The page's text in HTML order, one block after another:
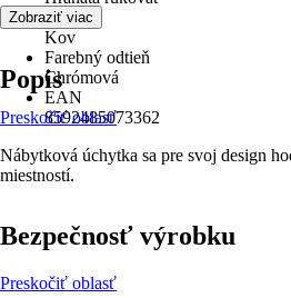
Materiál
Kov
Farebný odtieň
Chrómová
EAN
8592485073362
Zobraziť viac
Popis
Preskočiť oblasť
Nábytková úchytka sa pre svoj design
miestností.
Bezpečnosť výrobku
Preskočiť oblasť